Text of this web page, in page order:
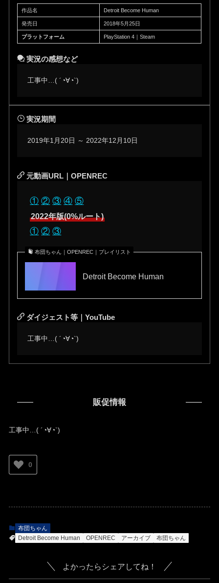
作品名 Detroit Become Human
発売日 2018年5月25日
プラットフォーム PlayStation 4｜Steam
実況の感想など
工事中…( ´◔∀◔`)ゞ
実況期間
2019年1月20日 ～ 2022年12月10日
元動画URL｜OPENREC
① ② ③ ④ ⑤
2022年版(0%ルート)
① ② ③
布団ちゃん｜OPENREC｜プレイリスト
Detroit Become Human
ダイジェスト等｜YouTube
工事中…( ´◔∀◔`)ゞ
販促情報
工事中…( ´◔∀◔`)ゞ
0
布団ちゃん
Detroit Become Human
OPENREC アーカイブ 布団ちゃん
よかったらシェアしてね！